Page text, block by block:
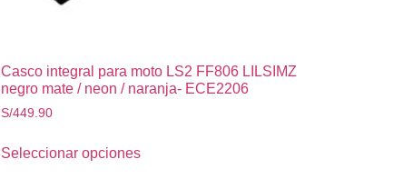
Casco integral para moto LS2 FF806 LILSIMZ
negro mate / neon / naranja- ECE2206
S/449.90
Seleccionar opciones